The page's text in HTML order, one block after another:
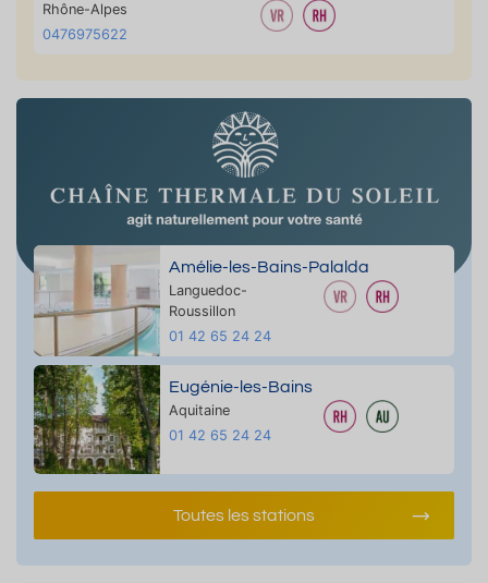
Rhône-Alpes
0476975622
Amélie-les-Bains-Palalda
Languedoc-
Roussillon
01 42 65 24 24
Eugénie-les-Bains
Aquitaine
01 42 65 24 24
Toutes les stations